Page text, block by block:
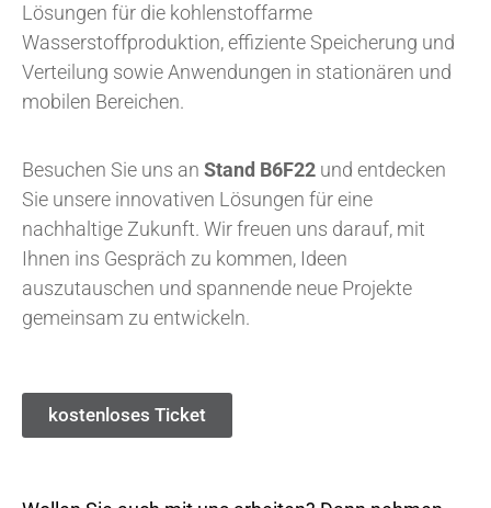
Lösungen für die kohlenstoffarme
Wasserstoffproduktion, effiziente Speicherung und
Verteilung sowie Anwendungen in stationären und
mobilen Bereichen.
Besuchen Sie uns an Stand B6F22 und entdecken
Sie unsere innovativen Lösungen für eine
nachhaltige Zukunft. Wir freuen uns darauf, mit
Ihnen ins Gespräch zu kommen, Ideen
auszutauschen und spannende neue Projekte
gemeinsam zu entwickeln.
kostenloses Ticket